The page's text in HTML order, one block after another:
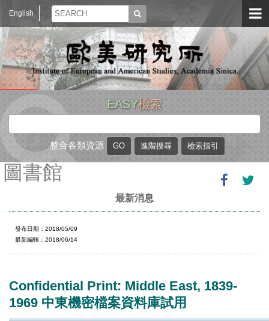
English
EASY檢索
整合各類資源
圖書館
最新消息
發布日期：2018/05/09
最新編輯：2018/06/14
Confidential Print: Middle East, 1839-
1969 中東機密檔案資料庫試用